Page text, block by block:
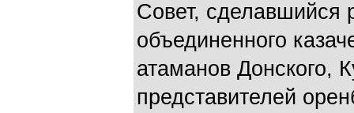
Совет, сделавшийся
объединенного
атаманов Донского,
представителей